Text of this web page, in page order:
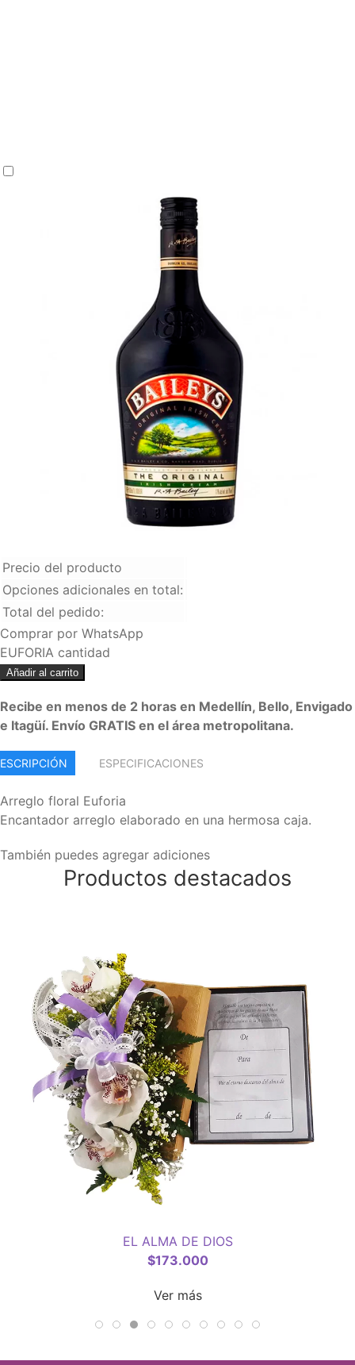
Precio del producto
Opciones adicionales en total:
Total del pedido:
Comprar por WhatsApp
EUFORIA cantidad
Añadir al carrito
Recibe en menos de 2 horas en Medellín, Bello, Envigado
e Itagüí. Envío GRATIS en el área metropolitana.
ESPECIFICACIONES
Arreglo floral Euforia
Encantador arreglo elaborado en una hermosa caja.
También puedes agregar adiciones
Productos destacados
EL ALMA DE DIOS
$173.000
Ver más